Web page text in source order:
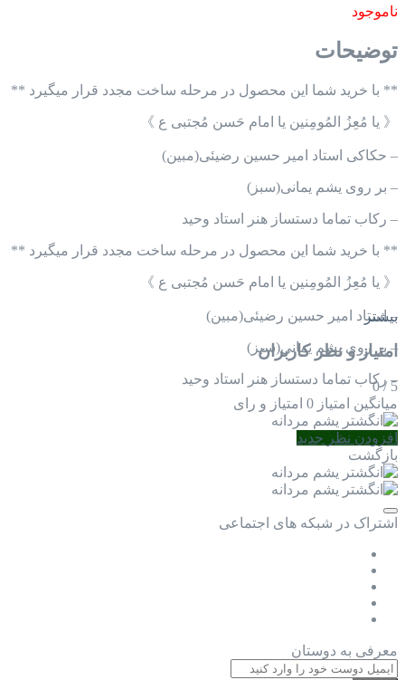
ناموجود
توضیحات
** با خرید شما این محصول در مرحله ساخت مجدد قرار میگیرد **
《 یا مُعِزُ المُومِنین یا امام حَسن مُجتبی ع 》
– حکاکی استاد امیر حسین رضیئی(مبین)
– بر روی یشم یمانی(سبز)
– رکاب تماما دستساز هنر استاد وحید
** با خرید شما این محصول در مرحله ساخت مجدد قرار میگیرد **
《 یا مُعِزُ المُومِنین یا امام حَسن مُجتبی ع 》
– استاد امیر حسین رضیئی(مبین)
– بر روی یشم یمانی(سبز)
– رکاب تماما دستساز هنر استاد وحید
بیشتر
امتیاز و نظر کاربران
5
/
0
میانگین امتیاز 0 امتیاز و رای
افزودن نظر جدید
بازگشت
اشتراک در شبکه های اجتماعی
معرفی به دوستان